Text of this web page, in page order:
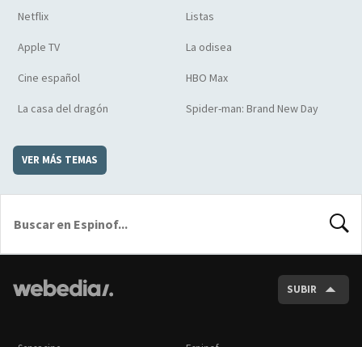
Netflix Listas
Apple TV La odisea
Cine español HBO Max
La casa del dragón Spider-man: Brand New Day
VER MÁS TEMAS
SUBIR